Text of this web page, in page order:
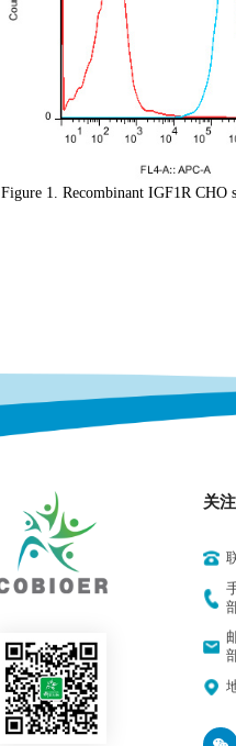
Figure 1. Recombinant IGF1R CHO
关